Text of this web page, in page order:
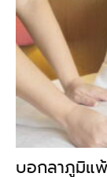
บอกลาภูมิแ